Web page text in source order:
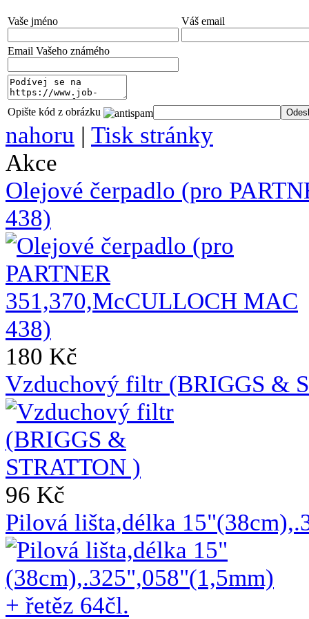
Vaše jméno Váš email
Email Vašeho známého
Opište kód z obrázku
nahoru | Tisk stránky
Akce
Olejové čerpadlo (pro
438)
180 Kč
Vzduchový filtr (BRIGGS &
96 Kč
Pilová lišta,délka